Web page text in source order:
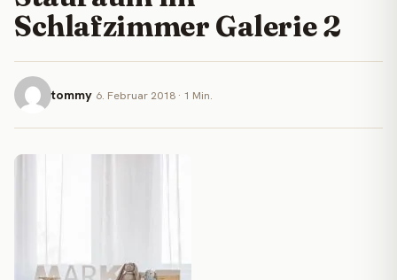
Schlafzimmer Galerie 2
tommy 6. Februar 2018 · 1 Min.